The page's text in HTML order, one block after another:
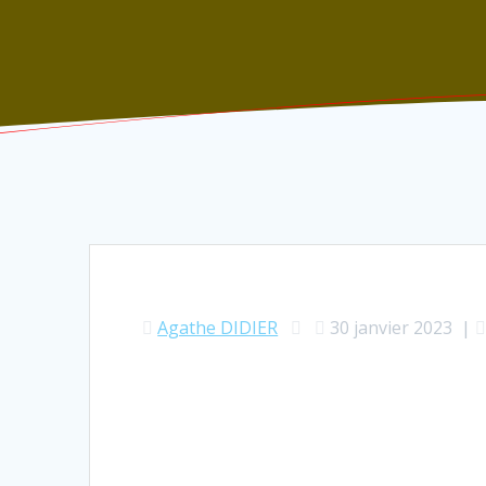
Agathe DIDIER 30 janvier 2023 |